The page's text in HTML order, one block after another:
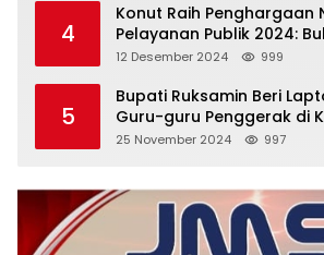
4
Konut Raih Penghargaan
Pelayanan Publik 2024:
Menuju Pelayanan Prima
12 Desember 2024 999
5
Bupati Ruksamin Beri
Guru-guru Penggerak di
25 November 2024 997